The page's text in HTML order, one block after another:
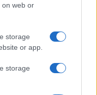
on web or
storage
or app.
storage
DIARI DI VIAGGIO - P.IVA
TRIBUNALE DI NOCERA
ISCRIZIONE AL ROC N.
NAZIONALE STAMPA